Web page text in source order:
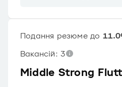
Middle Strong
Подання резюме до
Вакансій: 3